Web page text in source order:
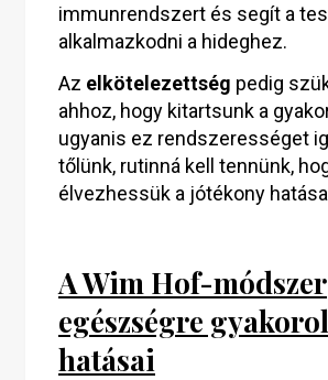
immunrendszert és segít a
alkalmazkodni a hideghez.
Az elkötelezettség pedig
ahhoz, hogy kitartsunk a
ugyanis ez rendszerességet
tőlünk, rutinná kell tennünk,
élvezhessük a jótékony
A Wim Hof-módszer
egészségre
hatásai